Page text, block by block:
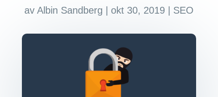
av Albin Sandberg okt 30, 2019 SEO